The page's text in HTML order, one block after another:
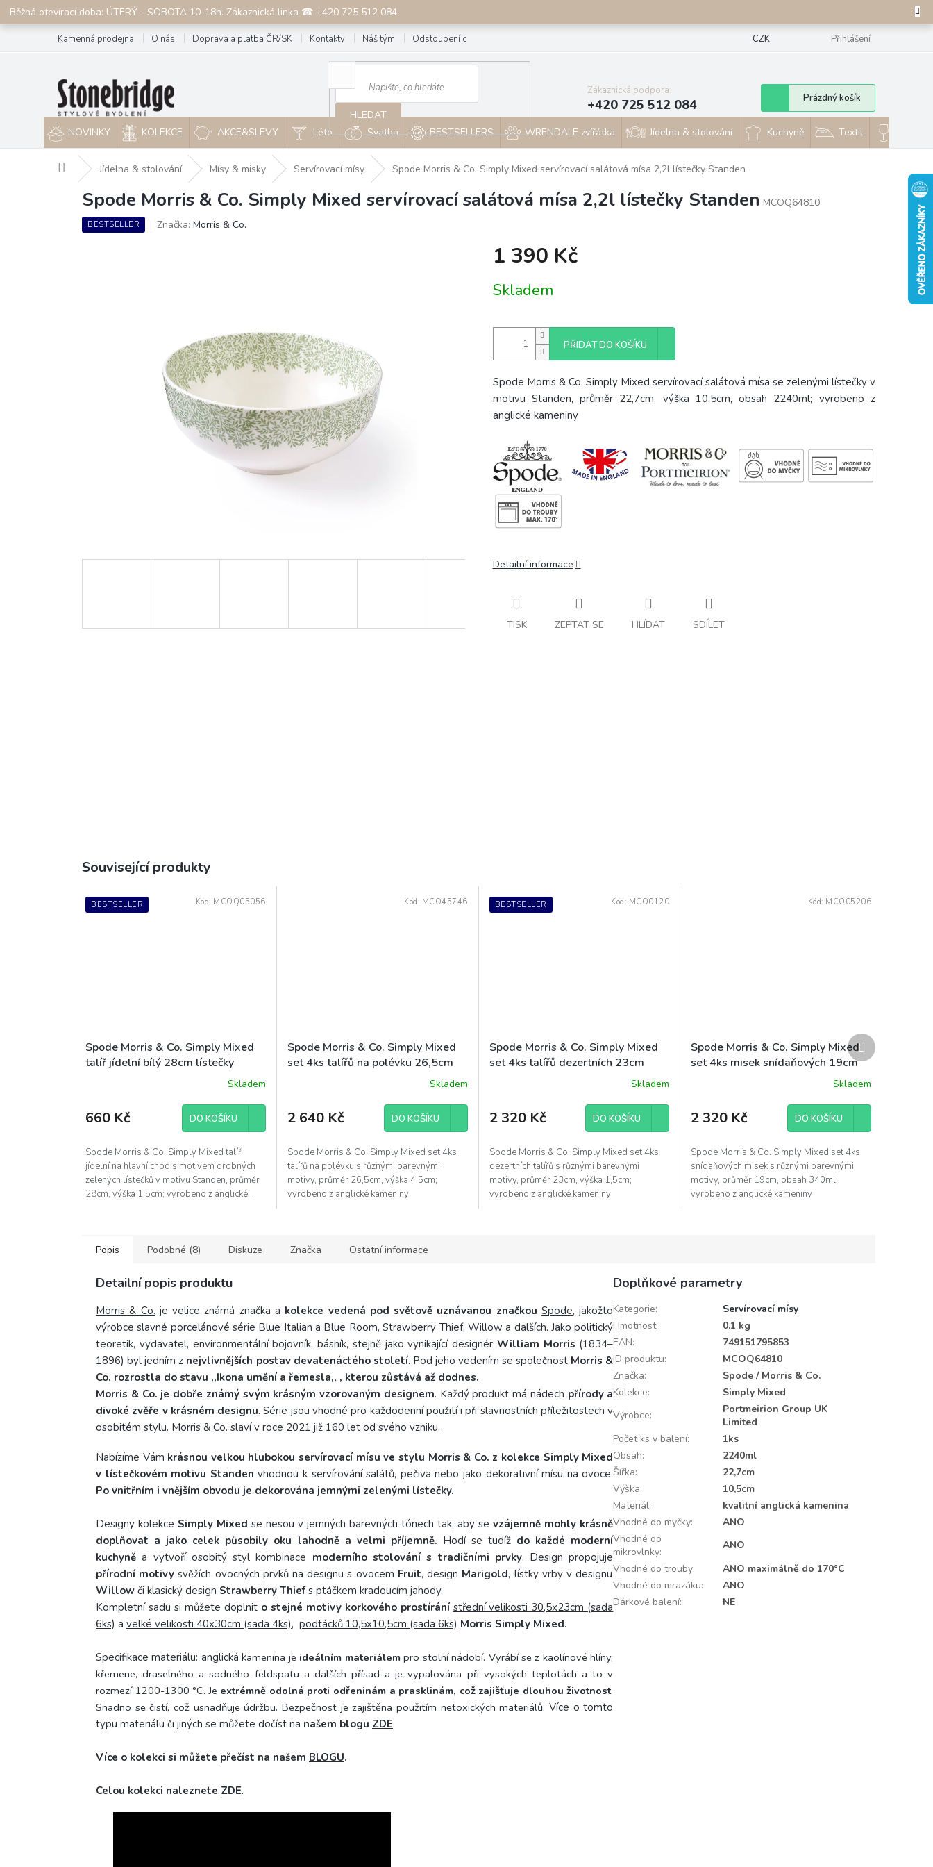
PřejítBěžná otevírací doba: ÚTERÝ - SOBOTA 10-18h. Zákaznická linka ☎ +420 725 512 084.
Kamenná prodejna O nás Doprava a platba ČR/SK Kontakty Náš tým Odstoupení od smlouvy CZK Přihlášení
HLEDAT
Zákaznická podpora:
+420 725 512 084
Nákupní
košík
Prázdný košík
NOVINKY KOLEKCE AKCE&SLEVY Léto Svatba BESTSELLERS WRENDALE zvířátka Jídelna & stolování Kuchyně Textil
Domů Jídelna & stolování Mísy & misky Servírovací mísy Spode Morris & Co. Simply Mixed servírovací salátová mísa 2,2l lístečky Standen
Spode Morris & Co. Simply Mixed servírovací salátová mísa 2,2l lístečky Standen MCOQ64810
BESTSELLER Značka: Morris & Co.
1 390 Kč
cena:
Skladem
PŘIDAT DO KOŠÍKU
Spode Morris & Co. Simply Mixed servírovací salátová mísa se zelenými lístečky v
motivu Standen, průměr 22,7cm, výška 10,5cm, obsah 2240ml; vyrobeno z
anglické kameniny
Detailní informace
TISK ZEPTAT SE HLÍDAT SDÍLET
Související produkty
BESTSELLER
Spode Morris & Co. Simply Mixed
talíř jídelní bílý 28cm lístečky
Skladem
660 Kč DO KOŠÍKU
Spode Morris & Co. Simply Mixed talíř
jídelní na hlavní chod s motivem drobných
zelených lístečků v motivu Standen, průměr
28cm, výška 1,5cm; vyrobeno z anglické...
Kód: MCOQ05056
Spode Morris & Co. Simply Mixed
set 4ks talířů na polévku 26,5cm
Skladem
2 640 Kč DO KOŠÍKU
Spode Morris & Co. Simply Mixed set 4ks
talířů na polévku s různými barevnými
motivy, průměr 26,5cm, výška 4,5cm;
vyrobeno z anglické kameniny
Kód: MCO45746 BESTSELLER
Spode Morris & Co. Simply Mixed
set 4ks talířů dezertních 23cm
Skladem
2 320 Kč DO KOŠÍKU
Spode Morris & Co. Simply Mixed set 4ks
dezertních talířů s různými barevnými
motivy, průměr 23cm, výška 1,5cm;
vyrobeno z anglické kameniny
Kód: MCO0120
Spode Morris & Co. Simply Mixed
set 4ks misek snídaňových 19cm
Skladem
2 320 Kč DO KOŠÍKU
Spode Morris & Co. Simply Mixed set 4ks
snídaňových misek s různými barevnými
motivy, průměr 19cm, obsah 340ml;
vyrobeno z anglické kameniny
Kód: MCO05206
Další
produkt
Popis Podobné (8) Diskuze Značka Ostatní informace
Detailní popis produktu
Morris & Co. je velice známá značka a kolekce vedená pod světově uznávanou značkou Spode, jakožto
výrobce slavné porcelánové série Blue Italian a Blue Room, Strawberry Thief, Willow a dalších. Jako politický
teoretik, vydavatel, environmentální bojovník, básník, stejně jako vynikající designér William Morris (1834–
1896) byl jedním z nejvlivnějších postav devatenáctého století. Pod jeho vedením se společnost Morris &
Co. rozrostla do stavu ,,Ikona umění a řemesla,, , kterou zůstává až dodnes.
Morris & Co. je dobře známý svým krásným vzorovaným designem. Každý produkt má nádech přírody a
divoké zvěře v krásném designu. Série jsou vhodné pro každodenní použití i při slavnostních příležitostech v
osobitém stylu. Morris & Co. slaví v roce 2021 již 160 let od svého vzniku.
Nabízíme Vám krásnou velkou hlubokou servírovací mísu ve stylu Morris & Co. z kolekce Simply Mixed
v lístečkovém motivu Standenvhodnou k servírování salátů, pečiva nebo jako dekorativní mísu na ovoce.
Po vnitřním i vnějším obvodu je dekorována jemnými zelenými lístečky.
Designy kolekceSimply Mixedse nesou v jemných barevných tónech tak, aby sevzájemně mohly krásně
doplňovat a jako celek působily oku lahodně a velmi příjemně. Hodí se tudíž do každé moderní
kuchyně a vytvoří osobitý styl kombinace moderního stolování s tradičními prvky. Design propojuje
přírodní motivy svěžích ovocných prvků na designu s ovocem Fruit, design Marigold, lístky vrby v designu
Willow či klasický design Strawberry Thiefs ptáčkem kradoucím jahody.
Kompletní sadu si můžete doplnit o stejné motivy korkového prostírání střední velikosti 30,5x23cm (sada
6ks) a velké velikosti 40x30cm (sada 4ks), podtácků 10,5x10,5cm (sada 6ks) Morris Simply Mixed.
Specifikace materiálu: anglickákamenina je ideálním materiálempro stolní nádobí. Vyrábí se z kaolínové hlíny,
křemene, draselného a sodného feldspatu a dalších přísad a je vypalována při vysokých teplotách a to v
rozmezí 1200-1300 °C.Je extrémně odolná proti odřeninám a prasklinám, což zajišťuje dlouhou životnost.
Snadno se čistí, což usnadňuje údržbu. Bezpečnost je zajištěna použitím netoxických materiálů.Více o tomto
typu materiálu či jiných se můžete dočíst na našem blogu ZDE.
Více o kolekci si můžete přečíst na našem BLOGU.
Celou kolekci naleznete ZDE.
Doplňkové parametry
Kategorie:
Servírovací mísy
Hmotnost:
0.1 kg
EAN:
749151795853
ID produktu:
MCOQ64810
Značka:
Spode / Morris & Co.
Kolekce:
Simply Mixed
Výrobce:
Portmeirion Group UK
Limited
Počet ks v balení:
1ks
Obsah:
2240ml
Šířka:
22,7cm
Výška:
10,5cm
Materiál:
kvalitní anglická kamenina
Vhodné do myčky:
ANO
Vhodné do
mikrovlnky:
ANO
Vhodné do trouby:
ANO maximálně do 170°C
Vhodné do mrazáku:
ANO
Dárkové balení: NE